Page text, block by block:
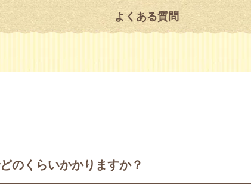
よくある質問
のくらいかかりますか？